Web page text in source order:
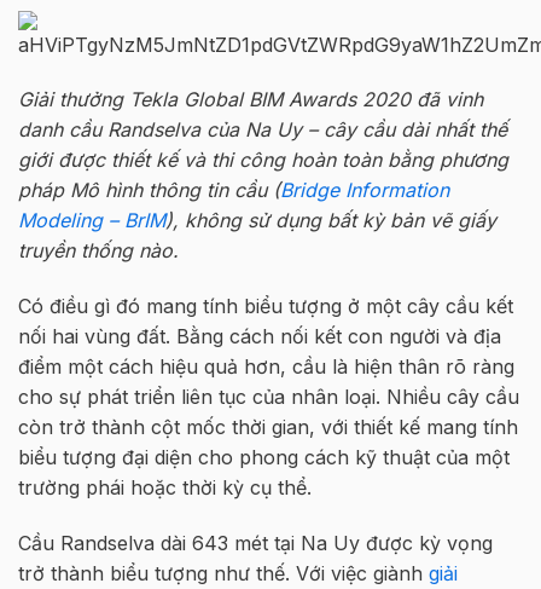
Giải thưởng Tekla Global BIM Awards 2020 đã vinh
danh cầu Randselva của Na Uy – cây cầu dài nhất thế
giới được thiết kế và thi công hoàn toàn bằng phương
pháp Mô hình thông tin cầu (Bridge Information
Modeling – BrIM), không sử dụng bất kỳ bản vẽ giấy
truyền thống nào.
Có điều gì đó mang tính biểu tượng ở một cây cầu kết
nối hai vùng đất. Bằng cách nối kết con người và địa
điểm một cách hiệu quả hơn, cầu là hiện thân rõ ràng
cho sự phát triển liên tục của nhân loại. Nhiều cây cầu
còn trở thành cột mốc thời gian, với thiết kế mang tính
biểu tượng đại diện cho phong cách kỹ thuật của một
trường phái hoặc thời kỳ cụ thể.
Cầu Randselva dài 643 mét tại Na Uy được kỳ vọng
trở thành biểu tượng như thế. Với việc giành giải